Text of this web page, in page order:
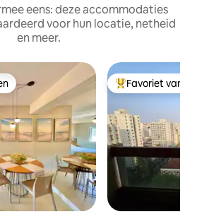
eens: deze accommodaties
voor hun locatie, netheid
en meer.
Topfavoriet van
Favoriet van